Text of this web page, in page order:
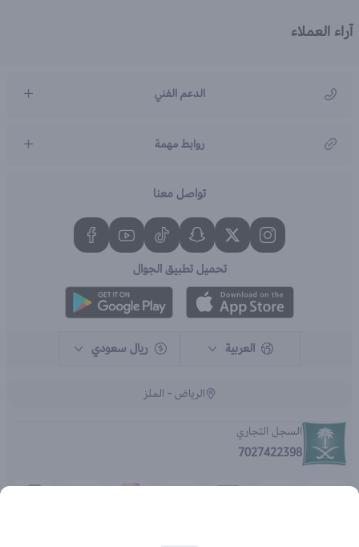
آراء العملاء
الدعم الفني
روابط مهمة
تواصل معنا
تحميل تطبيق الجوال
العربية ريال سعودي
الرياض - الملز
السجل التجاري
7027422398